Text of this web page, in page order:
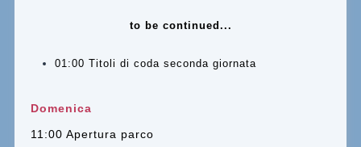
to be continued...
01:00 Titoli di coda seconda giornata
Domenica
11:00 Apertura parco